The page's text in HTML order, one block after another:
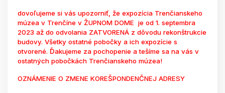
dovoľujeme si vás upozorniť, že expozícia Trenčianskeho
múzea v Trenčíne v ŽUPNOM DOME je od 1. septembra
2023 až do odvolania ZATVORENÁ z dôvodu rekonštrukcie
budovy. Všetky ostatné pobočky a ich expozície s
otvorené. Ďakujeme za pochopenie a tešíme sa na vás v
ostatných pobočkách Trenčianskeho múzea!
OZNÁMENIE O ZMENE KOREŠPONDENČNEJ ADRESY